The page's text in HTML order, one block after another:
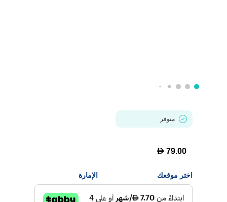
متوفر
D 79.00
اختر موقعك الإمارة